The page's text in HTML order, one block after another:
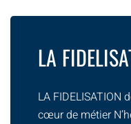
LA
LA FIDELISATION
cœur de métier